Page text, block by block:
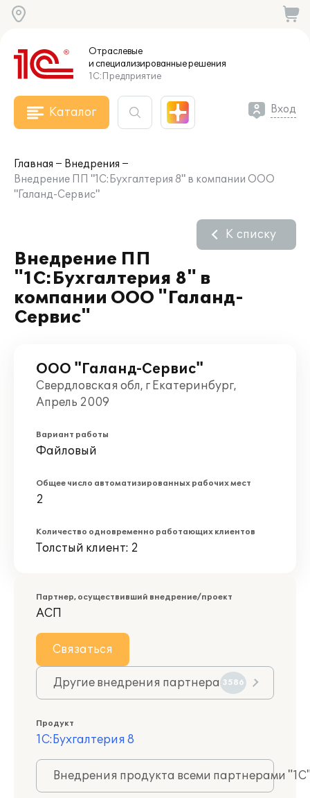
Отраслевые
и специализированныерешения
1С:Предприятие
Каталог Вход
Главная
Внедрения
Внедрение ПП "1С:Бухгалтерия 8" в компании ООО
"Галанд-Сервис"
Внедрение ПП
"1С:Бухгалтерия 8" в
компании ООО "Галанд-
Сервис"
К списку
ООО "Галанд-Сервис"
Свердловская обл, г Екатеринбург,
Апрель 2009
Вариант работы
Файловый
Общее число автоматизированных рабочих мест
2
Количество одновременно работающих клиентов
Толстый клиент: 2
Партнер, осуществивший внедрение/проект
АСП
Связаться
Другие внедрения партнера 3586
Продукт
1С:Бухгалтерия 8
Внедрения продукта всеми партнерами